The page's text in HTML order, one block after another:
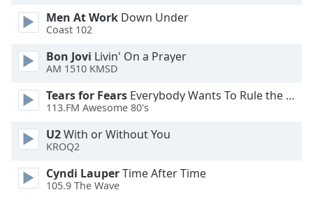
Opacity
Font
Style
Font
Family
Men At Work Down Under
Coast 102
Bon Jovi Livin' On a Prayer
AM 1510 KMSD
Tears for Fears Everybody Wants To Rule the World
113.FM Awesome 80's
U2With or Without You
KROQ2
Cyndi LauperTime After Time
105.9 The Wave